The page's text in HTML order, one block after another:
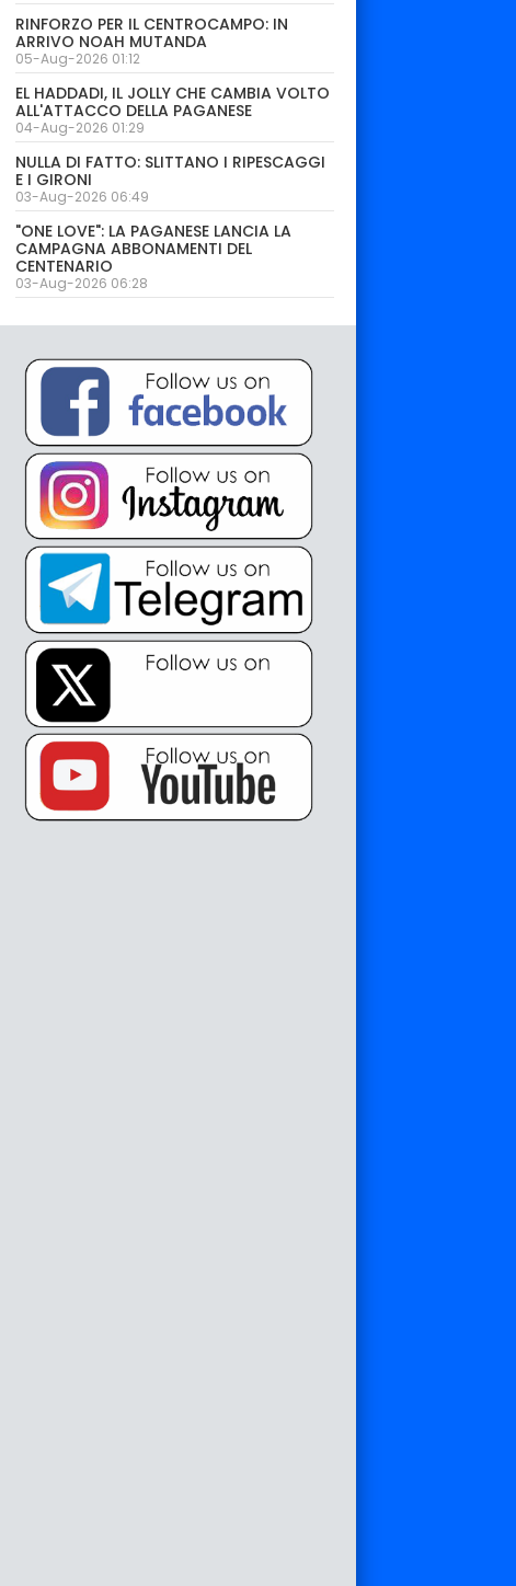
RINFORZO PER IL CENTROCAMPO: IN
ARRIVO NOAH MUTANDA
05-Aug-2026 01:12
EL HADDADI, IL JOLLY CHE CAMBIA VOLTO
ALL'ATTACCO DELLA PAGANESE
04-Aug-2026 01:29
NULLA DI FATTO: SLITTANO I RIPESCAGGI
E I GIRONI
03-Aug-2026 06:49
"ONE LOVE": LA PAGANESE LANCIA LA
CAMPAGNA ABBONAMENTI DEL
CENTENARIO
03-Aug-2026 06:28